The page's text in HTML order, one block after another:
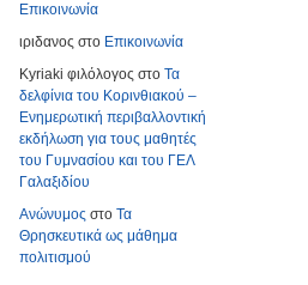
Επικοινωνία
ιριδανος στο Επικοινωνία
Kyriaki φιλόλογος στο Τα
δελφίνια του Κορινθιακού –
Ενημερωτική περιβαλλοντική
εκδήλωση για τους μαθητές
του Γυμνασίου και του ΓΕΛ
Γαλαξιδίου
Ανώνυμος στο Τα
Θρησκευτικά ως μάθημα
πολιτισμού